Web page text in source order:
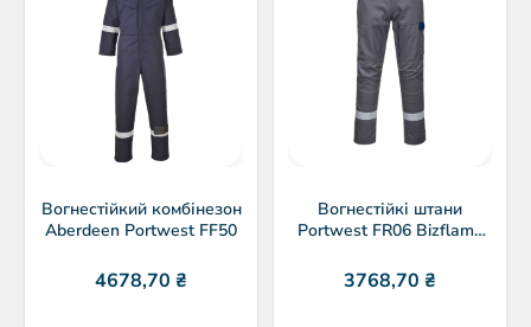
Вогнестійкий комбінезон
Aberdeen Portwest FF50
4678,70 ₴
Вогнестійкі штани
Portwest FR06 Bizflame
3768,70 ₴